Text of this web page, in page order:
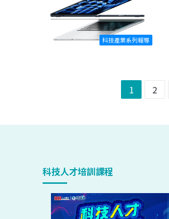
科技產業系列報導
1 2
科技人才培訓課程